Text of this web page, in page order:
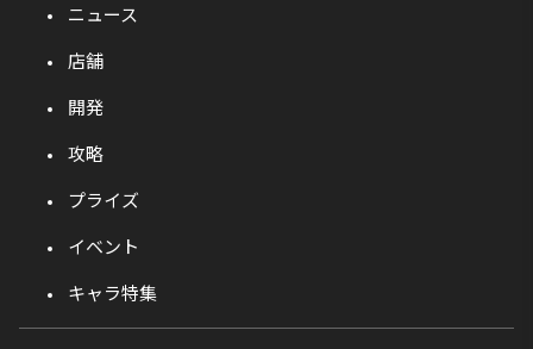
ニュース
店舗
開発
攻略
プライズ
イベント
キャラ特集